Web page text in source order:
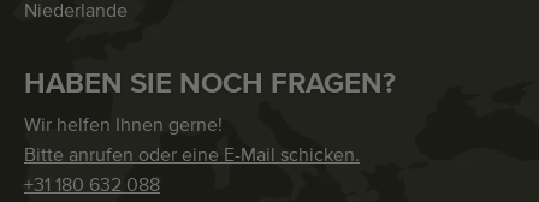
Niederlande
HABEN SIE NOCH FRAGEN?
Wir helfen Ihnen gerne!
Bitte anrufen oder eine E-Mail schicken.
+31 180 632 088